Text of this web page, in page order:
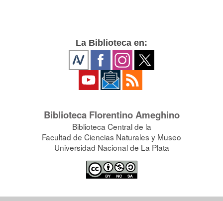
La Biblioteca en:
Biblioteca Florentino Ameghino
Biblioteca Central de la
Facultad de Ciencias Naturales y Museo
Universidad Nacional de La Plata